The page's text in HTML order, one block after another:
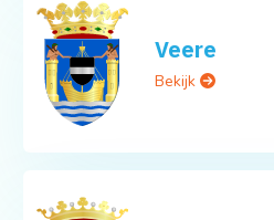
Veere
Bekijk